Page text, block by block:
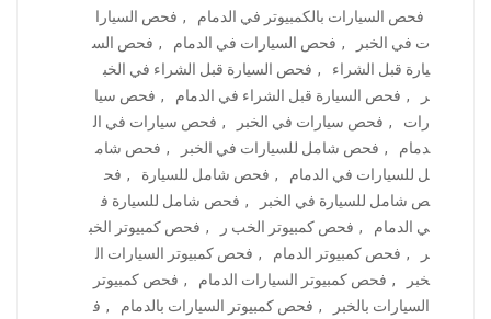
فحص السيارات بالكمبيوتر في الدمام
, فحص السيارا
ت في الخبر
, فحص السيارات في الدمام , فحص الس
يارة قبل الشراء
, فحص السيارة قبل الشراء في الخب
ر
, فحص السيارة قبل الشراء في الدمام , فحص سيا
رات
, فحص سيارات في الخبر , فحص سيارات في ال
دمام
, فحص شامل للسيارات في الخبر , فحص شام
ل للسيارات في الدمام
, فحص شامل للسيارة , فح
ص شامل للسيارة في الخبر
, فحص شامل للسيارة ف
ي الدمام
, فحص كمبيوتر الخب ر , فحص كمبيوتر الخب
ر
, فحص كمبيوتر الدمام , فحص كمبيوتر السيارات ال
خبر
, فحص كمبيوتر السيارات الدمام , فحص كمبيوتر
السيارات بالخبر
, فحص كمبيوتر السيارات بالدمام , ف